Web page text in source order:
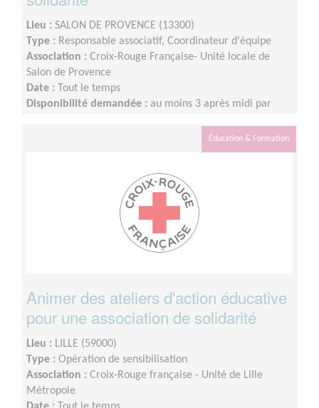
Lieu : SALON DE PROVENCE (13300)
Type : Responsable associatif, Coordinateur d'équipe
Association : Croix-Rouge Française- Unité locale de
Salon de Provence
Date : Tout le temps
Disponibilité demandée : au moins 3 après midi par
Éducation & Formation
Animer des ateliers d'action éducative
pour une association de solidarité
Lieu : LILLE (59000)
Type : Opération de sensibilisation
Association : Croix-Rouge française - Unité de Lille
Métropole